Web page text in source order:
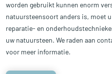
worden gebruikt kunnen enorm
natuursteensoort anders is, moet
reparatie- en
uw natuursteen. We raden aan
voor meer informatie.